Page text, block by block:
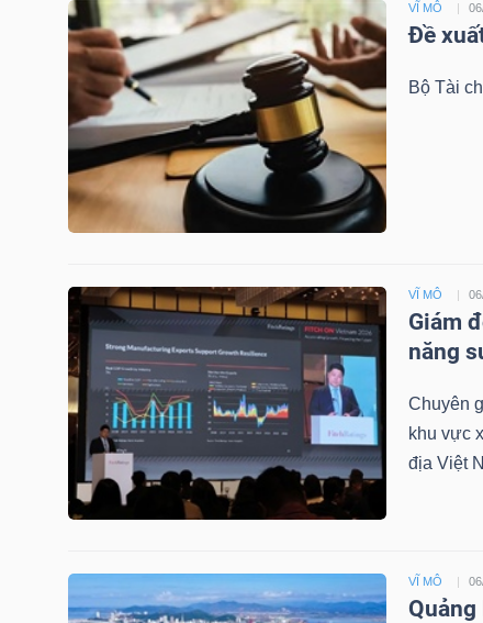
VĨ MÔ
Đề
Bộ Tài
VĨ MÔ
Giám
năng
Chuyên
khu vực
địa Việt
VĨ MÔ
LƯỢNG
NGUYÊN
VẬT
LIỆU
CÔNG
NGHIỆP
TIÊU
KHÔNG